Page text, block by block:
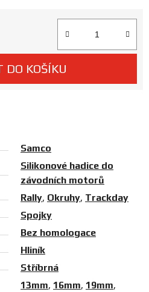
DO KOŠÍKU
Samco
Silikonové hadice do
závodních motorů
Rally, Okruhy, Trackday
Spojky
Bez homologace
Hliník
Stříbrná
13mm, 16mm, 19mm,